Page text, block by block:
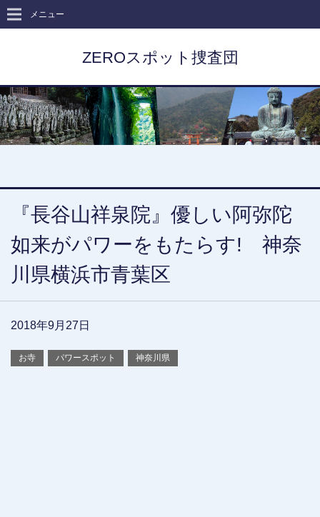
ZEROスポット捜査団
メニュー
『長谷山祥泉院』優しい阿弥陀
如来がパワーをもたらす! 神奈
川県横浜市青葉区
2018年9月27日
お寺 パワースポット 神奈川県